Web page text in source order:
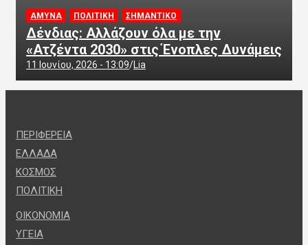
ΑΜΥΝΑ ΠΟΛΙΤΙΚΗ ΣΗΜΑΝΤΙΚΟ
Δένδιας: Αλλάζουν όλα με την
«Ατζέντα 2030» στις Ένοπλες Δυνάμεις
11 Ιουνίου, 2026 - 13:09 Lia
ΠΕΡΙΦΕΡΕΙΑ
ΕΛΛΑΔΑ
ΚΟΣΜΟΣ
ΠΟΛΙΤΙΚΗ
ΟΙΚΟΝΟΜΙΑ
ΥΓΕΙΑ